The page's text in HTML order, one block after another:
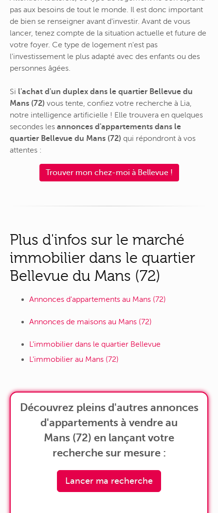
pas aux besoins de tout le monde. Il est donc important
de bien se renseigner avant d'investir. Avant de vous
lancer, tenez compte de la situation actuelle et future de
votre foyer. Ce type de logement n'est pas
l'investissement le plus adapté avec des enfants ou des
personnes âgées.
Si l'achat d'un duplex dans le quartier Bellevue du
Mans (72) vous tente, confiez votre recherche à Lia,
notre intelligence artificielle ! Elle trouvera en quelques
secondes les annonces d'appartements dans le
quartier Bellevue du Mans (72) qui répondront à vos
attentes :
Trouver mon chez-moi à Bellevue !
Plus d'infos sur le marché
immobilier dans le quartier
Bellevue du Mans (72)
Annonces d'appartements au Mans (72)
Annonces de maisons au Mans (72)
L'immobilier dans le quartier Bellevue
L'immobilier au Mans (72)
Découvrez pleins d'autres annonces
d'appartements à vendre au
Mans (72) en lançant votre
recherche sur mesure :
Lancer ma recherche